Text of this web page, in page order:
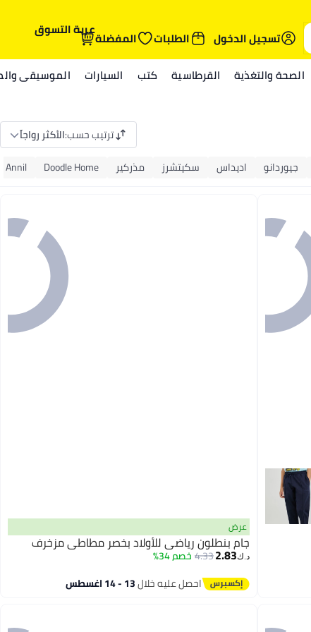
تسجيل الدخول
الطلبات المفضلةعربة التسوق
الصحة والتغذية القرطاسية كتب السيارات الموسيقى
ترتيب حسب:الأكثر رواجاً
جيوردانو اديداس سكيتشرز مذركير Doodle Home
Annil
عرض
جام بنطلون رياضي للأولاد بخصر مطاطي مزخرف
د.ك‏2.83
4.33خصم 34%
احصل عليه خلال13 - 14 اغسطس